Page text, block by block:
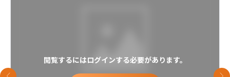
閲覧するにはログインする必要があります。